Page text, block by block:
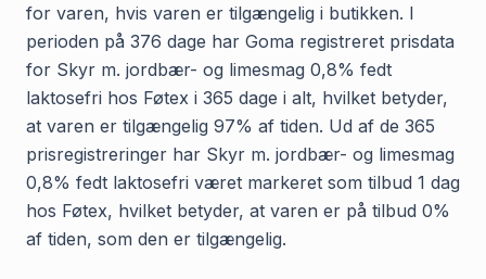
for varen, hvis varen er tilgængelig i butikken. I
perioden på 376 dage har Goma registreret prisdata
for Skyr m. jordbær- og limesmag 0,8% fedt
laktosefri hos Føtex i 365 dage i alt, hvilket betyder,
at varen er tilgængelig 97% af tiden. Ud af de 365
prisregistreringer har Skyr m. jordbær- og limesmag
0,8% fedt laktosefri været markeret som tilbud 1 dag
hos Føtex, hvilket betyder, at varen er på tilbud 0%
af tiden, som den er tilgængelig.